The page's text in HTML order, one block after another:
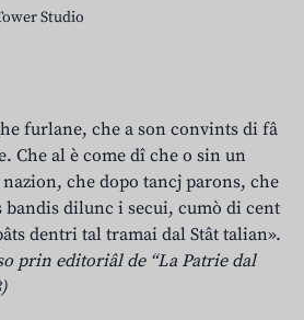
Studio
furlane, che a son convints di fâ
Che al è come dî che o sin un
che dopo tancj parons, che
bandis dilunc i secui, cumò di cent
dentri tal tramai dal Stât talian».
prin editoriâl de “La Patrie dal